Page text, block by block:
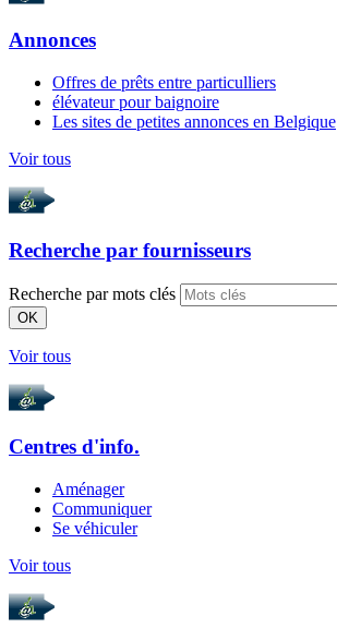
Annonces
Offres de prêts entre particulliers
élévateur pour baignoire
Les sites de petites annonces en Belgique
Voir tous
Recherche par fournisseurs
Recherche par mots clés
OK
Voir tous
Centres d'info.
Aménager
Communiquer
Se véhiculer
Voir tous